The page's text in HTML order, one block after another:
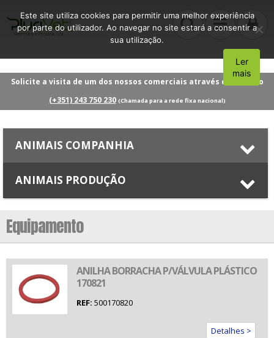
Solicite a visita de um dos nossos comerciais através do número
(+351) 243 750 230 (Chamada para a rede fixa nacional)
ANIMAIS COMPANHIA
ANIMAIS PRODUÇÃO
Equipamento
ANILHA BORRACHA P/VÁLVULA PLÁSTICO
170821
REF: 500170820
Detalhes >
Este site utiliza cookies para permitir uma melhor experiência
por parte do utilizador. Ao navegar no site estará a consentir a
sua utilização.
Aceito
Ler
mais